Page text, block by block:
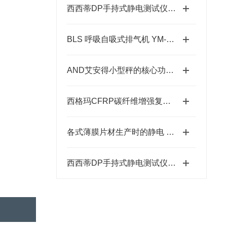
西西蒂DP手持式静电测试仪的应用领域有哪些？
BLS 呼吸自吸式排气机 YM-2 压缩空气为工作源
AND艾安得小型秤的核心功能是质量测量
西格玛CFRP碳纤维增强复合材蜂窝光学平板 / FB-CFRP
各式薄膜片材生产时的静电 SIMCO思美高除静电棒
西西蒂DP手持式静电测试仪一般采用非接触式检测原理